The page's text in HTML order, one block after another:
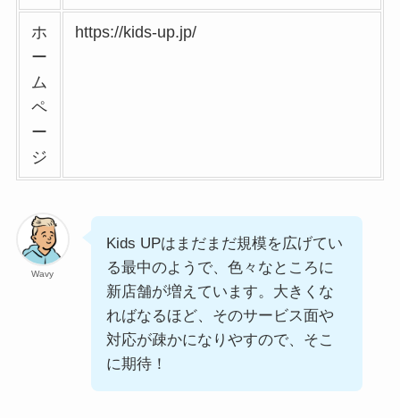
ホ
ー
ム
ペ
ー
ジ
https://kids-up.jp/
Wavy
Kids UPはまだまだ規模を広げてい
る最中のようで、色々なところに
新店舗が増えています。大きくな
ればなるほど、そのサービス面や
対応が疎かになりやすので、そこ
に期待！